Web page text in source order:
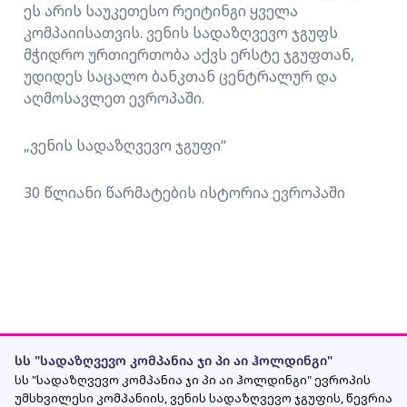
ეს არის საუკეთესო რეიტინგი ყველა
კომპაიისათვის. ვენის სადაზღვევო ჯგუფს
მჭიდრო ურთიერთობა აქვს ერსტე ჯგუფთან,
უდიდეს საცალო ბანკთან ცენტრალურ და
აღმოსავლეთ ევროპაში.
„ვენის სადაზღვევო ჯგუფი“
30 წლიანი წარმატების ისტორია ევროპაში
სს "სადაზღვევო კომპანია ჯი პი აი ჰოლდინგი"
სს "სადაზღვევო კომპანია ჯი პი აი ჰოლდინგი" ევროპის
უმსხვილესი კომპანიის, ვენის სადაზღვევო ჯგუფის, წევრია